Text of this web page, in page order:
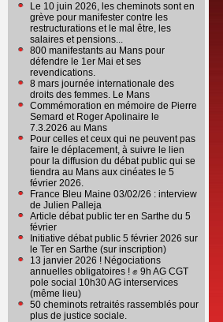
Le 10 juin 2026, les cheminots sont en
grève pour manifester contre les
restructurations et le mal être, les
salaires et pensions...
800 manifestants au Mans pour
défendre le 1er Mai et ses
revendications.
8 mars journée internationale des
droits des femmes. Le Mans
Commémoration en mémoire de Pierre
Semard et Roger Apolinaire le
7.3.2026 au Mans
Pour celles et ceux qui ne peuvent pas
faire le déplacement, à suivre le lien
pour la diffusion du débat public qui se
tiendra au Mans aux cinéates le 5
février 2026.
France Bleu Maine 03/02/26 : interview
de Julien Palleja
Article débat public ter en Sarthe du 5
février
Initiative débat public 5 février 2026 sur
le Ter en Sarthe (sur inscription)
13 janvier 2026 ! Négociations
annuelles obligatoires ! ✊ 9h AG CGT
pole social 10h30 AG interservices
(même lieu)
50 cheminots retraités rassemblés pour
plus de justice sociale.